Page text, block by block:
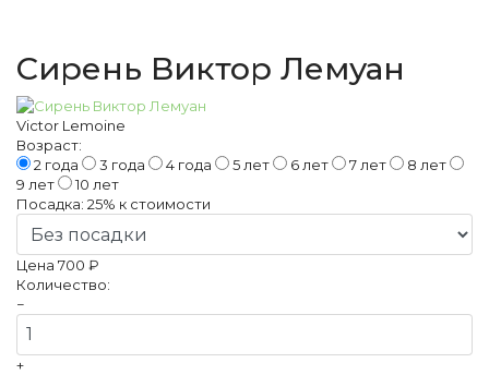
Сирень Виктор Лемуан
Victor Lemoine
Возраст:
2 года
3 года 4 года 5 лет 6 лет 7 лет
8 лет
9 лет
10 лет
Посадка: 25% к стоимости
Цена 700 ₽
Количество:
−
+